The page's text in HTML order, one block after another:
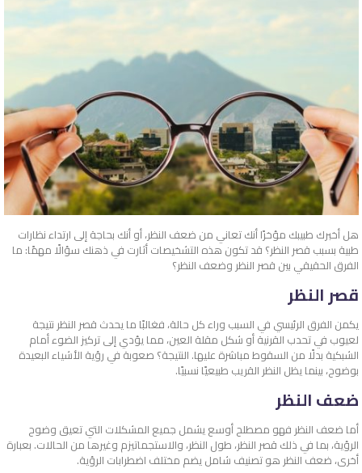
هل أخبرك طبيبك مؤخرًا أنك تعاني من ضعف النظر، أو أنك بحاجة إلى ارتداء نظارات
طبية بسبب قصر النظر؟ قد تكون هذه التشخيصات أثارت في ذهنك سؤالًا مهمًا: ما
الفرق الحقيقي بين قصر النظر وضعف النظر؟
قصر النظر
يكمن الفرق الرئيسي في السبب وراء كل حالة، فغالبًا ما يحدث قصر النظر نتيجة
لعيوب في تحدب القرنية أو شكل مقلة العين، مما يؤدي إلى تركيز الضوء أمام
الشبكية بدلًا من السقوط مباشرة عليها. النتيجة؟ صعوبة في رؤية الأشياء البعيدة
بوضوح، بينما يظل النظر القريب طبيعيًا نسبيًا.
ضعف النظر
أما ضعف النظر فهو مصطلح أوسع يشمل جميع المشكلات التي تعيق وضوح
الرؤية، بما في ذلك قصر النظر، طول النظر، والاستجماتيزم وغيرها من الحالات. بعبارة
أخرى، ضعف النظر هو تصنيف شامل يضم مختلف اضطرابات الرؤية.